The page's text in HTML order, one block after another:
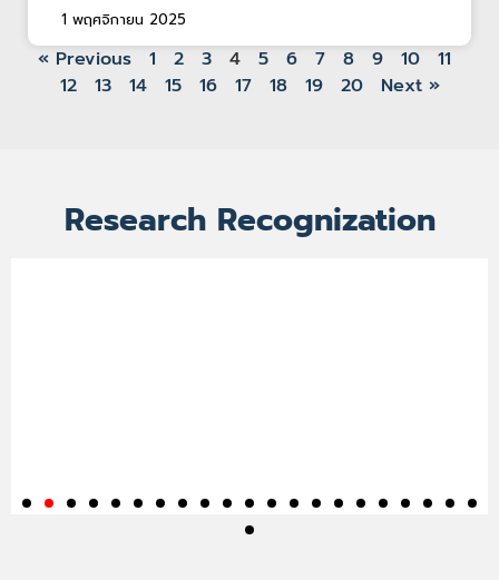
1 พฤศจิกายน 2025
« Previous 1 2 3 4 5 6 7 8 9 10
11
12
13 14 15 16 17 18 19 20 Next »
Research Recognization